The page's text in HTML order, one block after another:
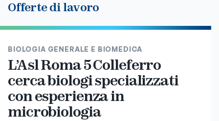
Offerte di lavoro
BIOLOGIA GENERALE E BIOMEDICA
L’Asl Roma 5 Colleferro
cerca biologi specializzati
con esperienza in
microbiologia